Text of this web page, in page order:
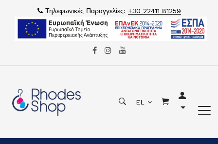
Τηλεφωνικές Παραγγελίες: +30 22411 81259
EL